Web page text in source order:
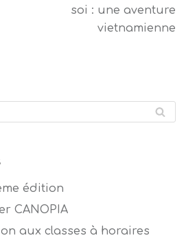
soi : une aventure
vietnamienne
édition
CANOPIA
aux classes à horaires